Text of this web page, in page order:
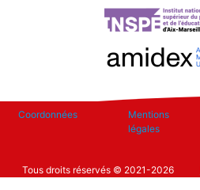
Coordonnées
Mentions
légales
Tous droits réservés © 2021-2026